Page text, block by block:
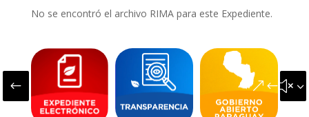
No se encontró el archivo RIMA para este Expediente.
#